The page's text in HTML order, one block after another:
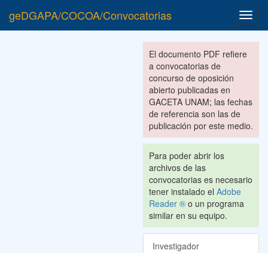
geDGAPA/COCOA/Convocatorias
El documento PDF refiere
a convocatorias de
concurso de oposición
abierto publicadas en
GACETA UNAM; las fechas
de referencia son las de
publicación por este medio.
Para poder abrir los
archivos de las
convocatorias es necesario
tener instalado el Adobe
Reader ® o un programa
similar en su equipo.
Investigador